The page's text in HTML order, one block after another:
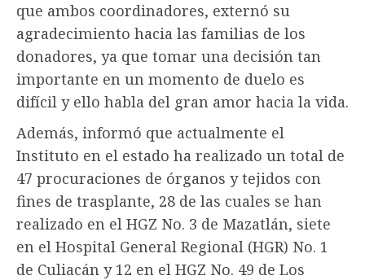
que ambos coordinadores, externó su
agradecimiento hacia las familias de los
donadores, ya que tomar una decisión tan
importante en un momento de duelo es
difícil y ello habla del gran amor hacia la vida.
Además, informó que actualmente el
Instituto en el estado ha realizado un total de
47 procuraciones de órganos y tejidos con
fines de trasplante, 28 de las cuales se han
realizado en el HGZ No. 3 de Mazatlán, siete
en el Hospital General Regional (HGR) No. 1
de Culiacán y 12 en el HGZ No. 49 de Los